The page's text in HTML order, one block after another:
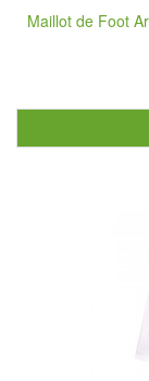
Maillot de Foot